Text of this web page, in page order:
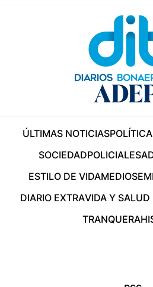
ÚLTIMAS NOTICIASPOLÍTICA
SOCIEDADPOLICIALES
ESTILO DE VIDAMEDIOS
DIARIO EXTRAVIDA Y SALUD
TRANQUERA